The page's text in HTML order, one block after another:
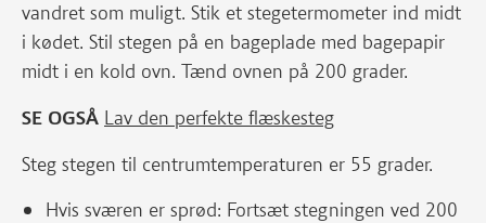
vandret som muligt. Stik et stegetermometer ind midt
i kødet. Stil stegen på en bageplade med bagepapir
midt i en kold ovn. Tænd ovnen på 200 grader.
SE OGSÅ Lav den perfekte flæskesteg
Steg stegen til centrumtemperaturen er 55 grader.
Hvis sværen er sprød: Fortsæt stegningen ved 200